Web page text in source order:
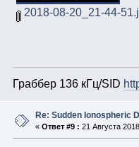
2018-08-20_21-44-
Граббер 136 кГц/SID
Re: Sudden Ionospheric
« Ответ #9 : 21 Августа